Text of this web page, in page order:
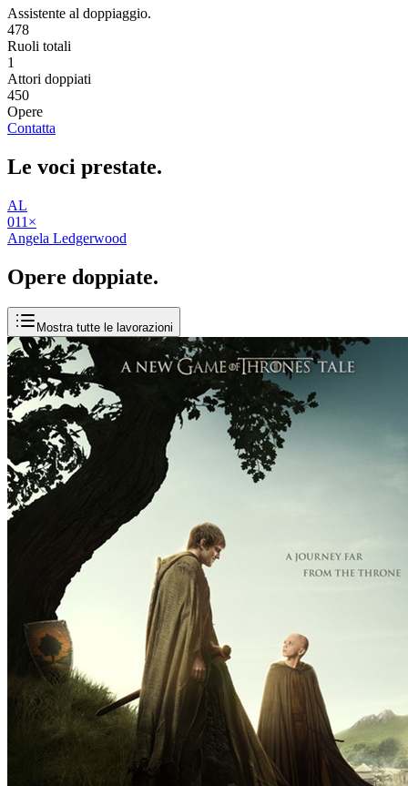
Assistente al doppiaggio.
478
Ruoli totali
1
Attori doppiati
450
Opere
Contatta
Le voci prestate.
AL
011 ×
Angela Ledgerwood
Opere doppiate.
Mostra tutte le lavorazioni